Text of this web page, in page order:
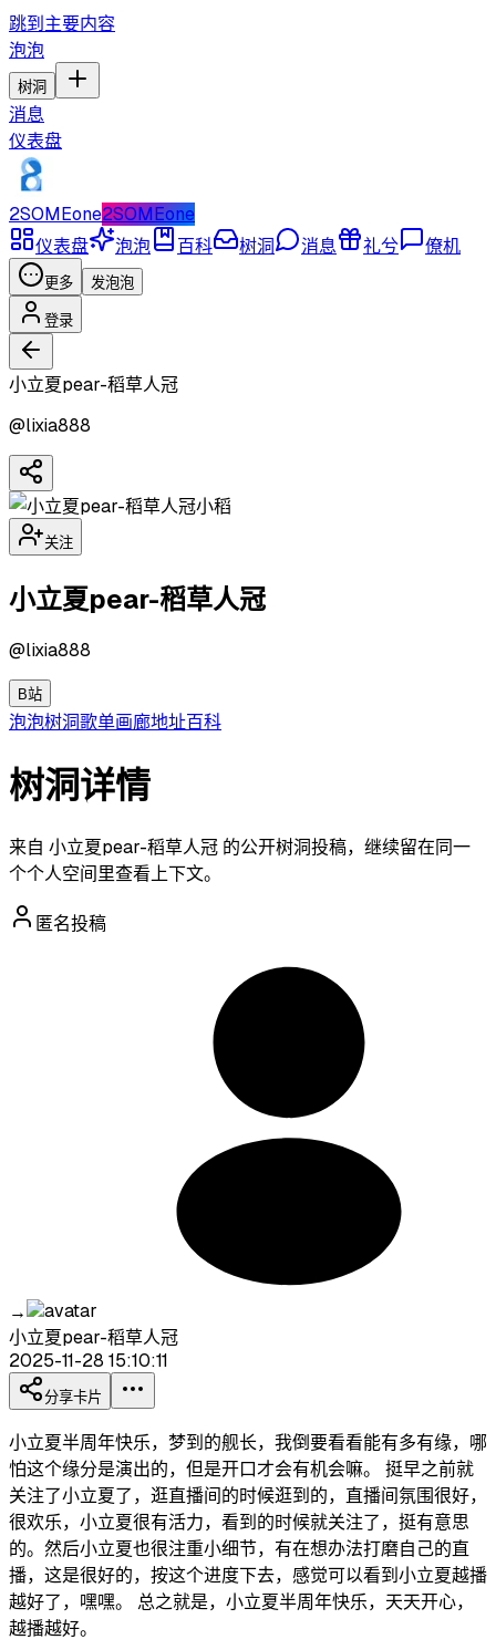
跳到主要内容
泡泡
树洞
消息
仪表盘
2SOMEone2SOMEone
仪表盘
泡泡 百科 树洞 消息 礼兮 僚机
更多 发泡泡
登录
小立夏pear-稻草人冠
@lixia888
小稻
关注
小立夏pear-稻草人冠
@lixia888
B站
泡泡树洞歌单画廊地址百科
树洞详情
来自 小立夏pear-稻草人冠 的公开树洞投稿，继续留在同一
个个人空间里查看上下文。
匿名投稿
→
小立夏pear-稻草人冠
2025-11-28 15:10:11
分享卡片
小立夏半周年快乐，梦到的舰长，我倒要看看能有多有缘，哪
怕这个缘分是演出的，但是开口才会有机会嘛。 挺早之前就
关注了小立夏了，逛直播间的时候逛到的，直播间氛围很好，
很欢乐，小立夏很有活力，看到的时候就关注了，挺有意思
的。然后小立夏也很注重小细节，有在想办法打磨自己的直
播，这是很好的，按这个进度下去，感觉可以看到小立夏越播
越好了，嘿嘿。 总之就是，小立夏半周年快乐，天天开心，
越播越好。